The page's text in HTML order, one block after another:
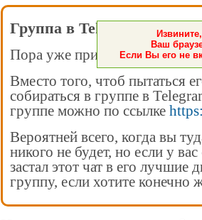
Группа в Telegram
Пора уже признать - чат
Вместо того, чтоб пытаться
собираться в группе в
группе можно по ссылке
Вероятней всего, когда вы
никого не будет, но если у
застал этот чат в его лучшие
группу, если хотите конечно
Ваш
Если Вы его не